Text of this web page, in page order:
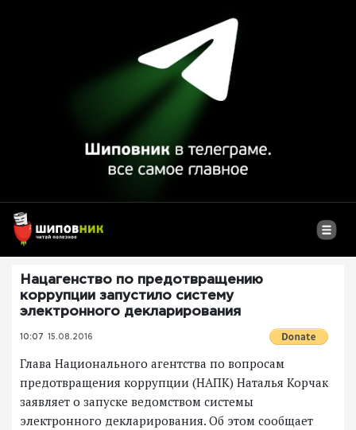
Нацагенство по предотвращению
коррупции запустило систему
электронного декларирования
10:07 15.08.2016
Глава Национального агентства по вопросам
предотвращения коррупции (НАПК) Наталья Корчак
заявляет о запуске ведомством системы
электронного декларирования. Об этом сообщает